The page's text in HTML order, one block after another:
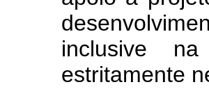
inclusive
estritamente